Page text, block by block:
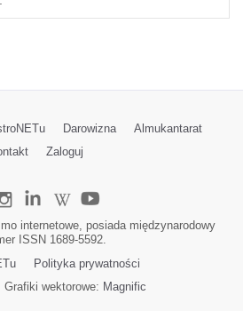
Darowizna
Almukantarat
Zaloguj
internetowe, posiada międzynarodowy
ISSN 1689-5592.
Polityka prywatności
wektorowe: Magnific